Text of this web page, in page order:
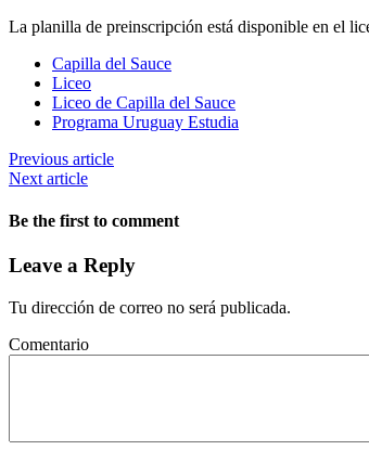
La planilla de preinscripción está disponible en el
Capilla del Sauce
Liceo
Liceo de Capilla del Sauce
Programa Uruguay Estudia
Previous article
Next article
Be the first to comment
Leave a Reply
Tu dirección de correo no será publicada.
Comentario